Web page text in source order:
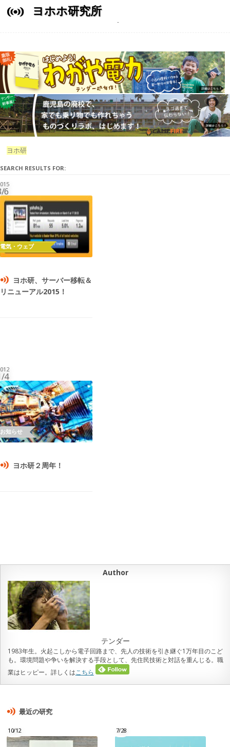
ヨホホ研究所
ヨホ研
SEARCH RESULTS FOR:
6
ヨホ研、サーバー移転＆
リニューアル2015！
4
ヨホ研２周年！
Author
テンダー
1983年生。火起こしから電子回路まで、先人の技術を引き継ぐ1万年目のこど
も。環境問題や争いを解決する手段として、先住民技術と対話を重んじる。職
業はヒッピー。詳しくは こちら
最近の研究
10/12 7/28